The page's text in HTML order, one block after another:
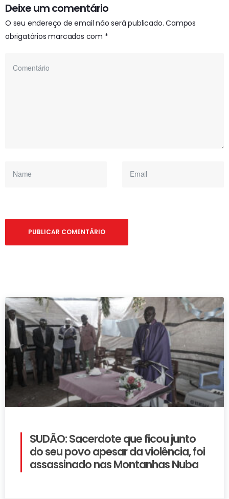
Deixe um comentário
O seu endereço de email não será publicado. Campos
obrigatórios marcados com *
SUDÃO: Sacerdote que ficou junto
do seu povo apesar da violência, foi
assassinado nas Montanhas Nuba